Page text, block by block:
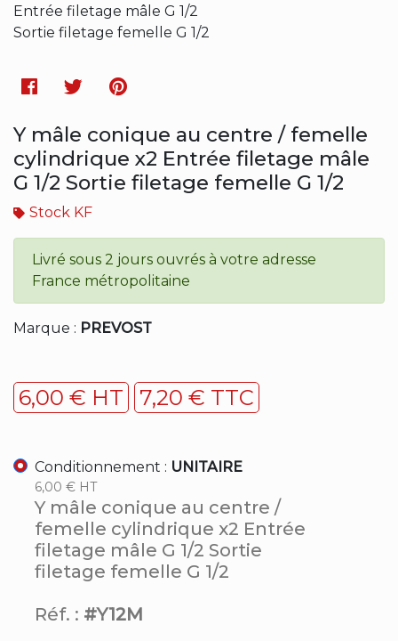
Entrée filetage mâle G 1/2
Sortie filetage femelle G 1/2
Facebook
TwitterPinterest
Y mâle conique au centre / femelle
cylindrique x2 Entrée filetage mâle
G 1/2 Sortie filetage femelle G 1/2
Stock KF
Livré sous 2 jours ouvrés à votre adresse
France métropolitaine
Marque : PREVOST
6,00 € HT 7,20 € TTC
Conditionnement : UNITAIRE
6,00 € HT
Y mâle conique au centre /
femelle cylindrique x2 Entrée
filetage mâle G 1/2 Sortie
filetage femelle G 1/2
Réf. : #Y12M